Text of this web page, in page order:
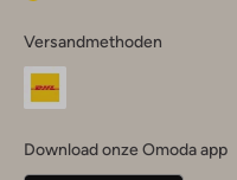
dein
Land
Belgique(Français)
Versandmethoden
Download onze Omoda app